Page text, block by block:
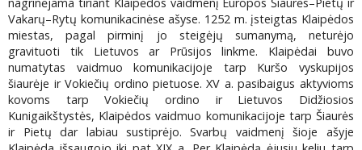
Vakarų–Rytų komunikacinėse ašyse. 1252 m. įsteigtas Klaipėdos
miestas, pagal pirminį jo steigėjų sumanymą, neturėjo
gravituoti tik Lietuvos ar Prūsijos linkme. Klaipėdai buvo
numatytas vaidmuo komunikacijoje tarp Kuršo vyskupijos
šiaurėje ir Vokiečių ordino pietuose. XV a. pasibaigus aktyvioms
kovoms tarp Vokiečių ordino ir Lietuvos Didžiosios
Kunigaikštystės, Klaipėdos vaidmuo komunikacijoje tarp Šiaurės
ir Pietų dar labiau sustiprėjo. Svarbų vaidmenį šioje ašyje